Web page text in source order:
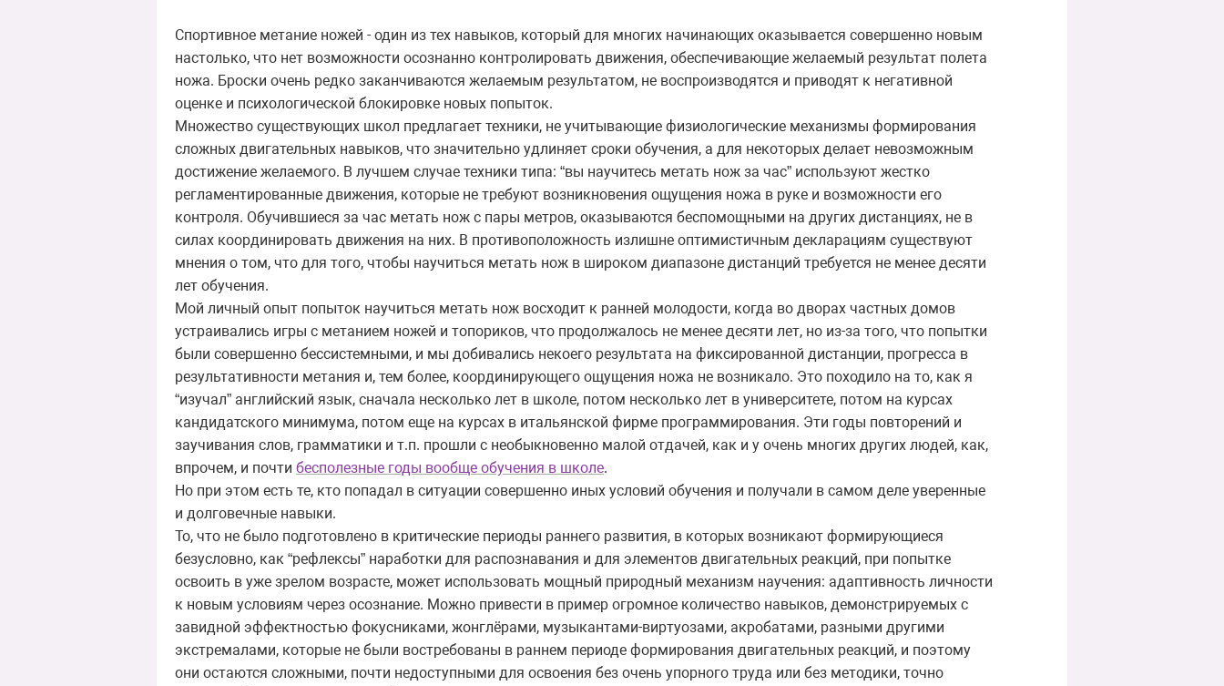
Спортивное метание ножей - один из тех навыков, который для многих начинающих оказывается совершенно новым
настолько, что нет возможности осознанно контролировать движения, обеспечивающие желаемый результат полета
ножа. Броски очень редко заканчиваются желаемым результатом, не воспроизводятся и приводят к негативной
оценке и психологической блокировке новых попыток.
Множество существующих школ предлагает техники, не учитывающие физиологические механизмы формирования
сложных двигательных навыков, что значительно удлиняет сроки обучения, а для некоторых делает невозможным
достижение желаемого. В лучшем случае техники типа: “вы научитесь метать нож за час” используют жестко
регламентированные движения, которые не требуют возникновения ощущения ножа в руке и возможности его
контроля. Обучившиеся за час метать нож с пары метров, оказываются беспомощными на других дистанциях, не в
силах координировать движения на них. В противоположность излишне оптимистичным декларациям существуют
мнения о том, что для того, чтобы научиться метать нож в широком диапазоне дистанций требуется не менее десяти
лет обучения.
Мой личный опыт попыток научиться метать нож восходит к ранней молодости, когда во дворах частных домов
устраивались игры с метанием ножей и топориков, что продолжалось не менее десяти лет, но из-за того, что попытки
были совершенно бессистемными, и мы добивались некоего результата на фиксированной дистанции, прогресса в
результативности метания и, тем более, координирующего ощущения ножа не возникало. Это походило на то, как я
“изучал” английский язык, сначала несколько лет в школе, потом несколько лет в университете, потом на курсах
кандидатского минимума, потом еще на курсах в итальянской фирме программирования. Эти годы повторений и
заучивания слов, грамматики и т.п. прошли с необыкновенно малой отдачей, как и у очень многих других людей, как,
впрочем, и почти бесполезные годы вообще обучения в школе.
Но при этом есть те, кто попадал в ситуации совершенно иных условий обучения и получали в самом деле уверенные
и долговечные навыки.
То, что не было подготовлено в критические периоды раннего развития, в которых возникают формирующиеся
безусловно, как “рефлексы” наработки для распознавания и для элементов двигательных реакций, при попытке
освоить в уже зрелом возрасте, может использовать мощный природный механизм научения: адаптивность личности
к новым условиям через осознание. Можно привести в пример огромное количество навыков, демонстрируемых с
завидной эффектностью фокусниками, жонглёрами, музыкантами-виртуозами, акробатами, разными другими
экстремалами, которые не были востребованы в раннем периоде формирования двигательных реакций, и поэтому
они остаются сложными, почти недоступными для освоения без очень упорного труда или без методики, точно